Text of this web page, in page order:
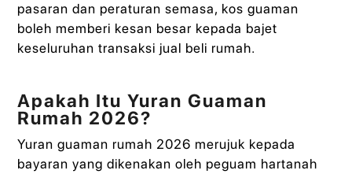
pasaran dan peraturan semasa, kos guaman
boleh memberi kesan besar kepada bajet
keseluruhan transaksi jual beli rumah.
Apakah Itu Yuran Guaman
Rumah 2026?
Yuran guaman rumah 2026 merujuk kepada
bayaran yang dikenakan oleh peguam hartanah